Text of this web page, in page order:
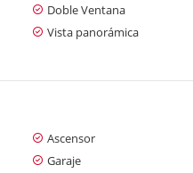
Doble Ventana
Vista panorámica
Ascensor
Garaje